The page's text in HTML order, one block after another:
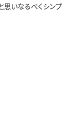
思いなるべくシンプ